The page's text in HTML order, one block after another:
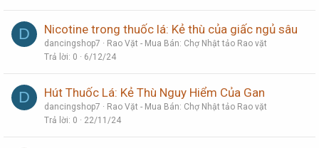
D Nicotine trong thuốc lá: Kẻ thù của giấc ngủ sâu
dancingshop7
Rao Vặt - Mua Bán: Chợ Nhật tảo Rao vặt
Trả lời 0 6/12/24
D Hút Thuốc Lá: Kẻ Thù Nguy Hiểm Của Gan
dancingshop7
Rao Vặt - Mua Bán: Chợ Nhật tảo Rao vặt
Trả lời 0 22/11/24